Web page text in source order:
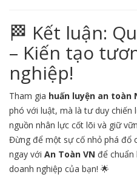
🏁 Kết luận:
– Kiến tạo
nghiệp!
Tham gia huấn luyện an toàn
phó với luật, mà là tư duy chiến
nguồn nhân lực cốt lõi và giữ
Đừng để một sự cố nhỏ phá đổ
ngay với An Toàn VN để chuẩn
doanh nghiệp của bạn! 🌟